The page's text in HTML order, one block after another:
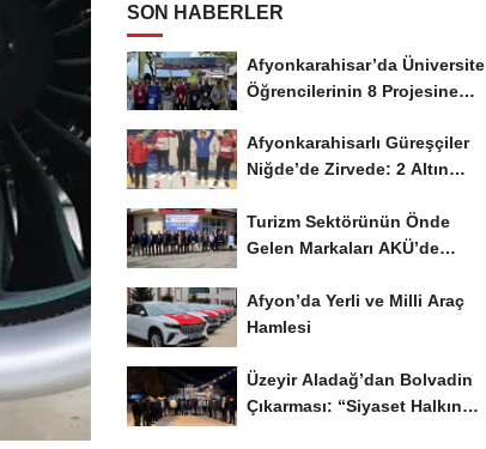
SON HABERLER
Afyonkarahisar’da Üniversite
Öğrencilerinin 8 Projesine
Afyonkarahisarlı Güreşçiler
Niğde’de Zirvede: 2 Altın
Turizm Sektörünün Önde
Gelen Markaları AKÜ’de
Afyon’da Yerli ve Milli Araç
Hamlesi
Üzeyir Aladağ’dan Bolvadin
Çıkarması: “Siyaset Halkın